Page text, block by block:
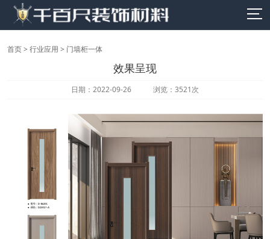
首页> 行业应用 > 门墙柜一体
效果呈现
日期：2022-09-26 浏览：3521次